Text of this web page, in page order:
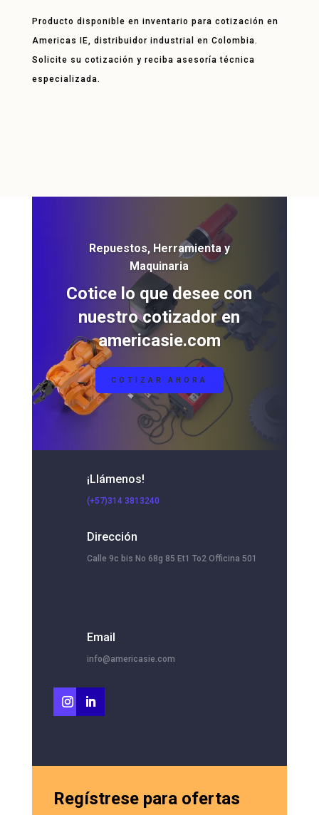
Producto disponible en inventario para cotización en
Americas IE, distribuidor industrial en Colombia.
Solicite su cotización y reciba asesoría técnica
especializada.
Repuestos, Herramienta y
Maquinaria
Cotice lo que desee con
nuestro cotizador en
americasie.com
COTIZAR AHORA
¡Llámenos!
(+57)314 3813240
Dirección
Calle 9c bis No 68g 85 Et1 To2 Officina 501
Email
info@americasie.com
Regístrese para ofertas